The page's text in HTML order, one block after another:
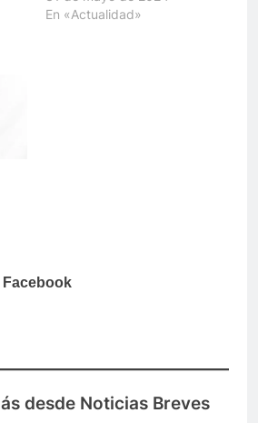
En «Actualidad»
desde Noticias Breves